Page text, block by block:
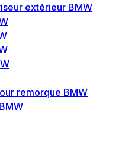
extérieur BMW
remorque BMW